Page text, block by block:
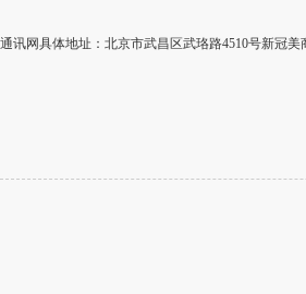
通讯网具体地址：北京市武昌区武珞路4510号新冠